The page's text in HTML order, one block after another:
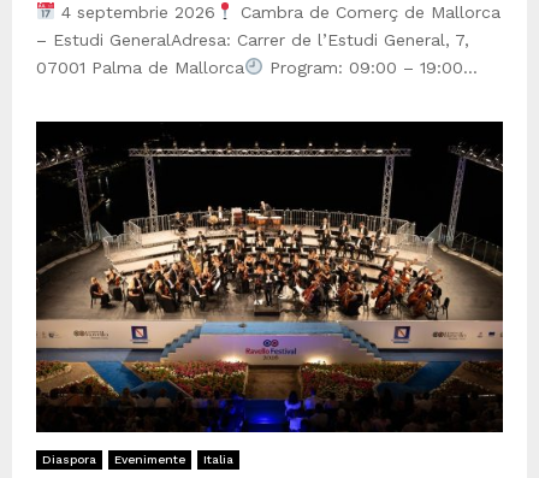
4 septembrie 2026
Cambra de Comerç de Mallorca
– Estudi GeneralAdresa: Carrer de l’Estudi General, 7,
07001 Palma de Mallorca
Program: 09:00 – 19:00...
Diaspora Evenimente Italia